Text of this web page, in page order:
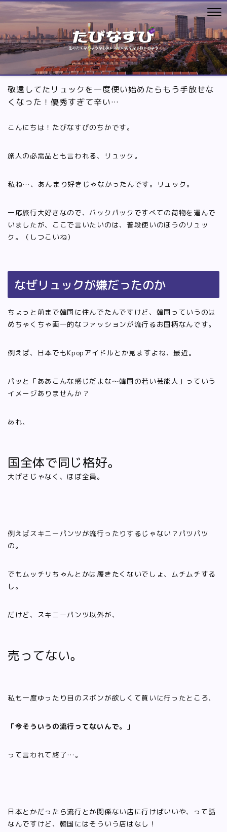
敬遠してたリュックを一度使い始めたらもう手放せな
くなった！優秀すぎて辛い…
こんにちは！たびなすびのちかです。
旅人の必需品とも言われる、リュック。
私ね…、あんまり好きじゃなかったんです。リュック。
一応旅行大好きなので、バックパックですべての荷物を運んで
いましたが、ここで言いたいのは、普段使いのほうのリュッ
ク。（しつこいね）
なぜリュックが嫌だったのか
ちょっと前まで韓国に住んでたんですけど、韓国っていうのは
めちゃくちゃ画一的なファッションが流行るお国柄なんです。
例えば、日本でもKpopアイドルとか見ますよね、最近。
パッと「ああこんな感じだよな〜韓国の若い芸能人」っていう
イメージありませんか？
あれ、
国全体で同じ格好。
大げさじゃなく、ほぼ全員。
例えばスキニーパンツが流行ったりするじゃない？パツパツ
の。
でもムッチリちゃんとかは履きたくないでしょ、ムチムチする
し。
だけど、スキニーパンツ以外が、
売ってない。
私も一度ゆったり目のスボンが欲しくて買いに行ったところ、
「今そういうの流行ってないんで。」
って言われて終了…。
日本とかだったら流行とか関係ない店に行けばいいや、って話
なんですけど、韓国にはそういう店はなし！